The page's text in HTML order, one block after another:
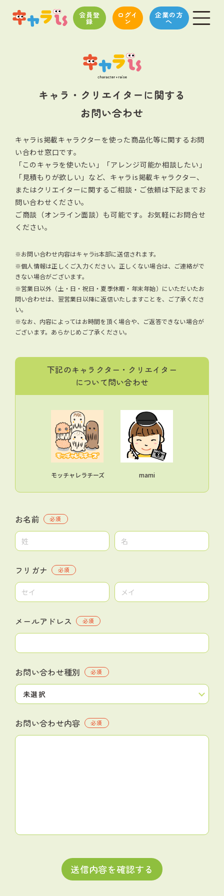
会員登
録
ログイ
ン
企業の方
へ
キャラ・クリエイターに関する
お問い合わせ
キャラis掲載キャラクターを使った商品化等に関するお問
い合わせ窓口です。
「このキャラを使いたい」「アレンジ可能か相談したい」
「見積もりが欲しい」など、キャラis掲載キャラクター、
またはクリエイターに関する ご相談・ご依頼は下記までお
問い合わせください。
ご商談（オンライン面談）も可能です。お気軽にお問合せ
ください。
※お問い合わせ内容はキャラis本部に送信されます。
※個人情報は正しくご入力ください。正しくない場合は、ご連絡がで
きない場合がございます。
※営業日以外（土・日・祝日・夏季休暇・年末年始）にいただいたお
問い合わせは、翌営業日以降に返信いたしますことを、ご了承くださ
い。
※なお、内容によってはお時間を頂く場合や、ご返答できない場合が
ございます。あらかじめご了承ください。
下記のキャラクター・クリエイター
について問い合わせ
モッチャレラチーズ mami
お名前 必須
フリガナ 必須
メールアドレス 必須
お問い合わせ種別 必須
お問い合わせ内容 必須
送信内容を確認する